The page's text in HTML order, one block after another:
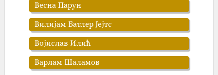
Весна Парун
Вилијам Батлер Јејтс
Војислав Илић
Варлам Шаламов